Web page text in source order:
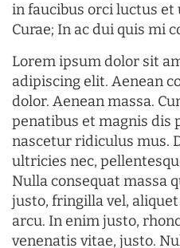
in faucibus orci luctus
Curae; In ac dui quis mi
Lorem ipsum dolor sit
adipiscing elit. Aenean
dolor. Aenean massa.
penatibus et magnis dis
nascetur ridiculus mus.
ultricies nec,
Nulla consequat massa
justo, fringilla vel,
arcu. In enim justo,
venenatis vitae, justo.